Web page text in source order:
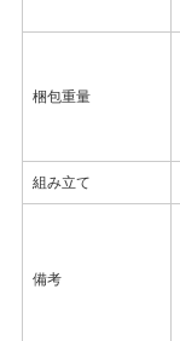
梱包重量
組み立て
備考